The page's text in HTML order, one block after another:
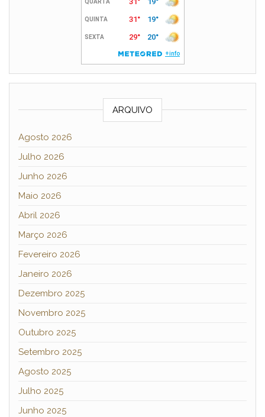
ARQUIVO
Agosto 2026
Julho 2026
Junho 2026
Maio 2026
Abril 2026
Março 2026
Fevereiro 2026
Janeiro 2026
Dezembro 2025
Novembro 2025
Outubro 2025
Setembro 2025
Agosto 2025
Julho 2025
Junho 2025